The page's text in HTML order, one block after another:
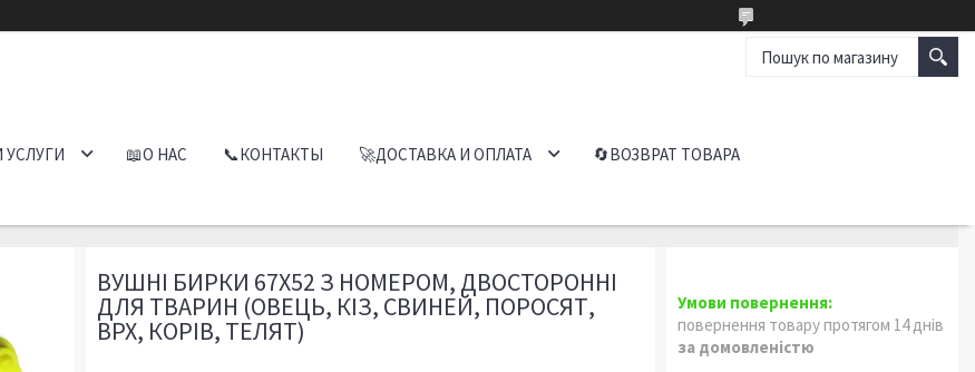
УСЛУГИ 📖О НАС 📞КОНТАКТЫ 🚀ДОСТАВКА И ОПЛАТА 🔄ВОЗВРАТ ТОВАРА
ВУШНІ БИРКИ 67Х52 З НОМЕРОМ, ДВОСТОРОННІ
ДЛЯ ТВАРИН (ОВЕЦЬ, КІЗ, СВИНЕЙ, ПОРОСЯТ,
ВРХ, КОРІВ, ТЕЛЯТ)
повернення товару протягом 14 днів
за домовленістю